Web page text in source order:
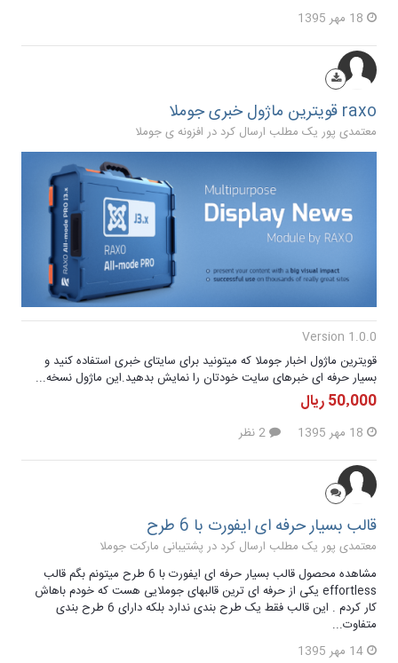
18 مهر 1395
raxo قویترین ماژول خبری جوملا
معتمدی پور یک مطلب ارسال کرد در افزونه ی جوملا
Version 1.0.0
قویترین ماژول اخبار جوملا که میتونید برای سایتای خبری استفاده کنید و
بسیار حرفه ای خبرهای سایت خودتان را نمایش بدهید.این ماژول نسخه...
50٬000 ریال
18 مهر 1395
قالب بسیار حرفه ای ایفورت با 6 طرح
معتمدی پور یک مطلب ارسال کرد در پشتیبانی مارکت جوملا
مشاهده محصول قالب بسیار حرفه ای ایفورت با 6 طرح میتونم بگم قالب
effortless یکی از حرفه ای ترین قالبهای جوملایی هست که خودم باهاش
کار کردم . این قالب فقط یک طرح بندی ندارد بلکه دارای 6 طرح بندی
متفاوت...
14 مهر 1395